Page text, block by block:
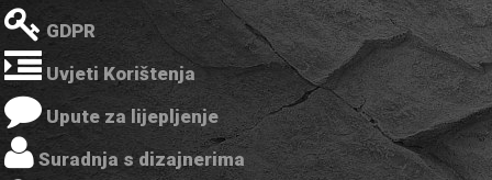
GDPR
Uvjeti Korištenja
Upute za lijepljenje
Suradnja s dizajnerima